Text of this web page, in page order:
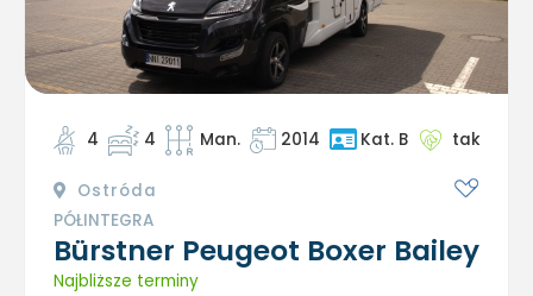
4 4 Man. 2014 Kat. B tak
Ostróda
PÓŁINTEGRA
Bürstner Peugeot Boxer Bailey
Najbliższe terminy